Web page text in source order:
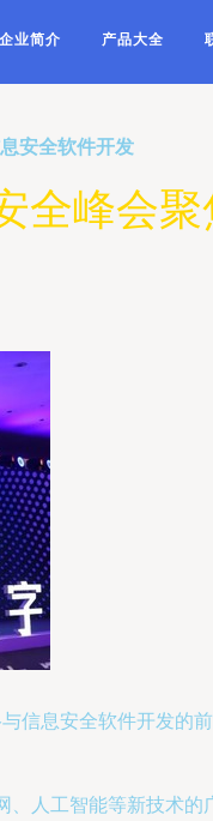
企业简介 产品大全
安全软件开发
峰会聚
信息安全软件开发的
人工智能等新技术